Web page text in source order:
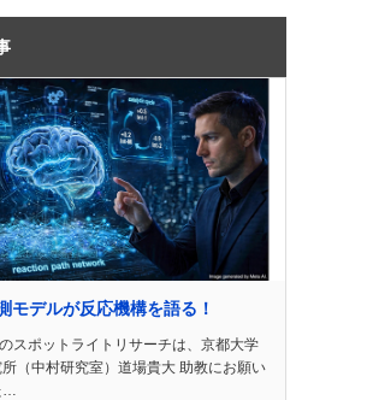
モデルが反応機構を語る！
スポットライトリサーチは、京都大学
（中村研究室）道場貴大 助教にお願い